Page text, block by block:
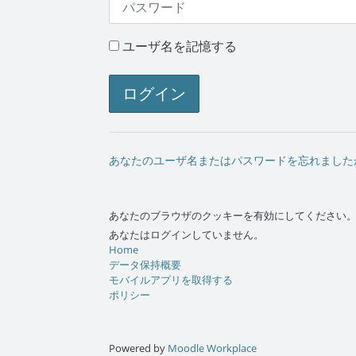
ユーザ名を記憶する
ログイン
あなたのユーザ名またはパスワードを忘れました
あなたのブラウザのクッキーを有効にしてください
あなたはログインしていません。
Home
データ保持概要
モバイルアプリを取得する
ポリシー
Powered by Moodle Workplace